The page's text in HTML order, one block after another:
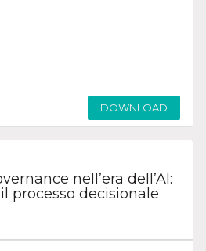
DOWNLOAD
nell’era dell’AI:
processo decisionale